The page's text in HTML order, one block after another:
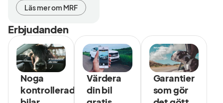
Läs mer om MRF
Erbjudanden
Noga
kontrollerade
Värdera
din bil
Garantier
som gör